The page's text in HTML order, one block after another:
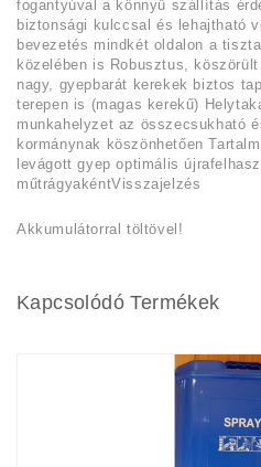
fogantyúval a könnyű szállítás
biztonsági kulccsal és lehajtható
bevezetés mindkét oldalon a
közelében is Robusztus,
nagy, gyepbarát kerekek biztos
terepen is (magas kerekű)
munkahelyzet az összecsukható
kormánynak köszönhetően
levágott gyep optimális
műtrágyakéntVisszajelzés
Akkumulátorral töltövel!
Kapcsolódó Termékek